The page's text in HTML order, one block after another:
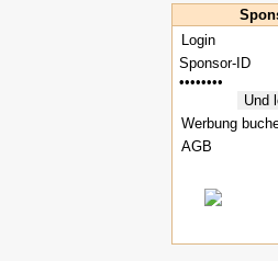
Login
Werbung
AGB